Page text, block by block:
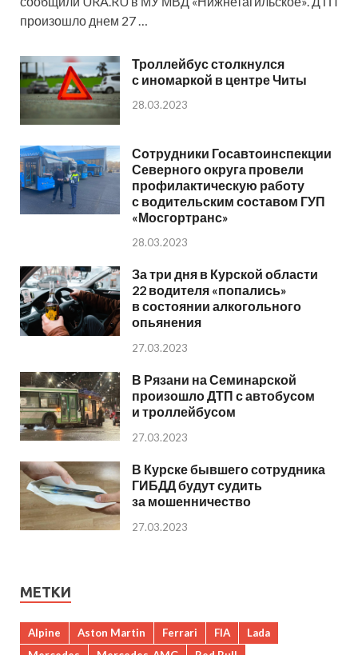
произошло днем 27 …
Троллейбус столкнулся
с иномаркой в центре Читы
28.03.2023
Сотрудники Госавтоинспекции
Северного округа провели
профилактическую работу
с водительским составом ГУП
«Мосгортранс»
28.03.2023
За три дня в Курской области
22 водителя «попались»
в состоянии алкогольного
опьянения
27.03.2023
В Рязани на Семинарской
произошло ДТП с автобусом
и троллейбусом
27.03.2023
В Курске бывшего сотрудника
ГИБДД будут судить
за мошенничество
27.03.2023
МЕТКИ
Alpine Aston Martin Ferrari FIA
Lada